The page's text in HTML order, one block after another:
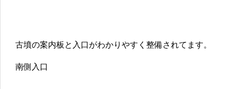
古墳の案内板と入口がわかりやすく整備されてます。
南側入口